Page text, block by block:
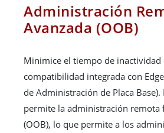
Administración
Avanzada (OOB)
Minimice el tiempo de inactividad
compatibilidad integrada con
de Administración de Placa Base).
permite la administración remota
(OOB), lo que permite a los